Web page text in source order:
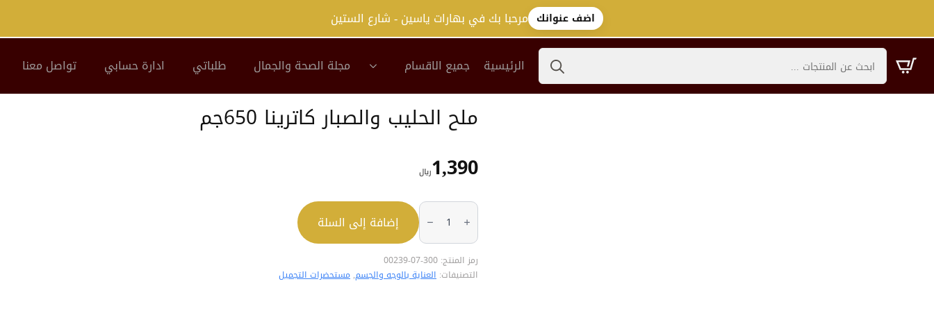
اضف عنوانك مرحبا بك في بهارات ياسين - شارع الستين
Search
الرئيسية جميع الاقسام مجلة الصحة والجمال طلباتي ادارة حسابي تواصل معنا
ملح الحليب والصبار كاترينا 650جم
1,390﷼
كمية
ملح
الحليب
والصبار
كاترينا
650جم
إضافة إلى السلة
رمز المنتج: 300-07-00239
التصنيفات: العناية بالوجه والجسم,مستحضرات التجميل